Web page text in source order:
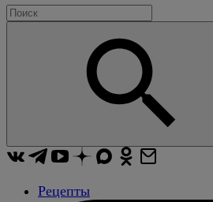
Рецепты